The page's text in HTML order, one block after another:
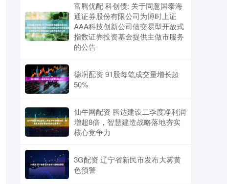
富腾优配 科创债: 关于同意国泰海
通证券股份有限公司为博时上证
AAA科技创新公司债交易型开放式
指数证券投资基金提供主做市服务
的公告
德润配资 91股每笔成交量增长超
50%
仙牛网配资 腾达建设二季度净利润
增超8倍，智慧建造战略落地夯实
核心竞争力
3G配资 辽宁省新民市发布大雾黄
色预警